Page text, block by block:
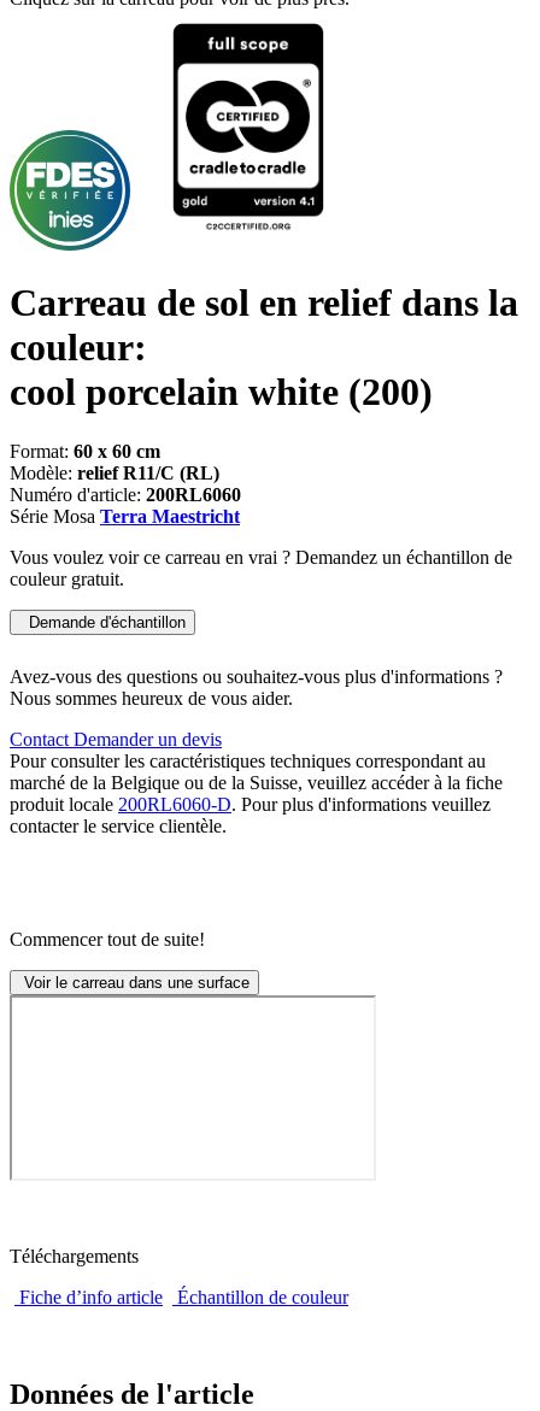
Carreau de sol en relief dans la
couleur:
cool porcelain white (200)
Format: 60 x 60 cm
Modèle: relief R11/C (RL)
Numéro d'article: 200RL6060
Série Mosa Terra Maestricht
Vous voulez voir ce carreau en vrai ? Demandez un échantillon de
couleur gratuit.
Demande d'échantillon
Avez-vous des questions ou souhaitez-vous plus d'informations ?
Nous sommes heureux de vous aider.
Contact Demander un devis
Pour consulter les caractéristiques techniques correspondant au
marché de la Belgique ou de la Suisse, veuillez accéder à la fiche
produit locale 200RL6060-D. Pour plus d'informations veuillez
contacter le service clientèle.
Commencer tout de suite!
Voir le carreau dans une surface
Téléchargements
Fiche d’info article
Échantillon de couleur
Données de l'article